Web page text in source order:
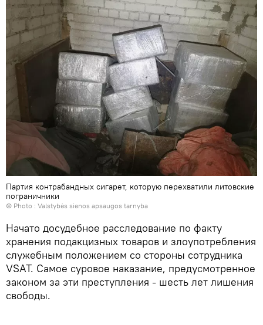
Партия контрабандных сигарет, которую перехватили литовские
пограничники
© Photo : Valstybės sienos apsaugos tarnyba
Начато досудебное расследование по факту
хранения подакцизных товаров и злоупотребления
служебным положением со стороны сотрудника
VSAT. Самое суровое наказание, предусмотренное
законом за эти преступления - шесть лет лишения
свободы.